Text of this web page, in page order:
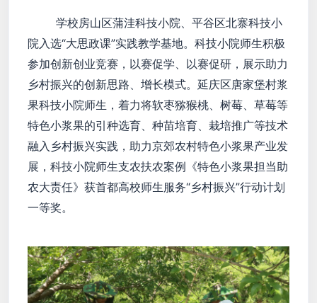
学校房山区蒲洼科技小院、平谷区北寨科技小
院入选“大思政课”实践教学基地。科技小院师生积极
参加创新创业竞赛，以赛促学、以赛促研，展示助力
乡村振兴的创新思路、增长模式。延庆区唐家堡村浆
果科技小院师生，着力将软枣猕猴桃、树莓、草莓等
特色小浆果的引种选育、种苗培育、栽培推广等技术
融入乡村振兴实践，助力京郊农村特色小浆果产业发
展，科技小院师生支农扶农案例《特色小浆果担当助
农大责任》获首都高校师生服务“乡村振兴”行动计划
一等奖。